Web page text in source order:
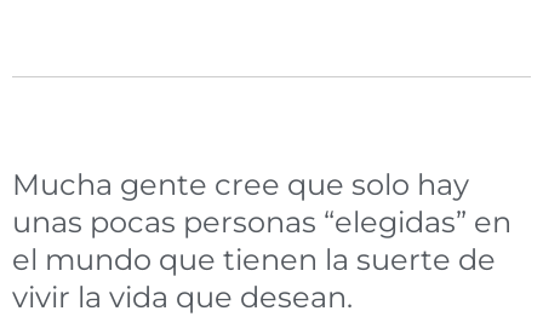
Mucha gente cree que solo hay
unas pocas personas “elegidas” en
el mundo que tienen la suerte de
vivir la vida que desean.